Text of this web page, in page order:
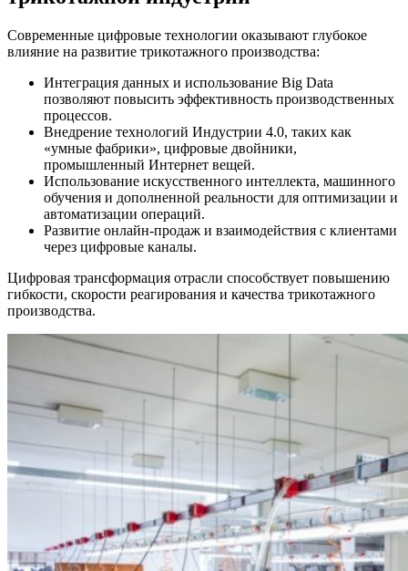
Современные цифровые технологии оказывают глубокое
влияние на развитие трикотажного производства:
Интеграция данных и использование Big Data
позволяют повысить эффективность производственных
процессов.
Внедрение технологий Индустрии 4.0, таких как
«умные фабрики», цифровые двойники,
промышленный Интернет вещей.
Использование искусственного интеллекта, машинного
обучения и дополненной реальности для оптимизации и
автоматизации операций.
Развитие онлайн-продаж и взаимодействия с клиентами
через цифровые каналы.
Цифровая трансформация отрасли способствует повышению
гибкости, скорости реагирования и качества трикотажного
производства.